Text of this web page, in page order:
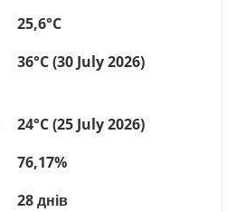
25,6°C
36°C (30 July 2026)
24°C (25 July 2026)
76,17%
28 днів